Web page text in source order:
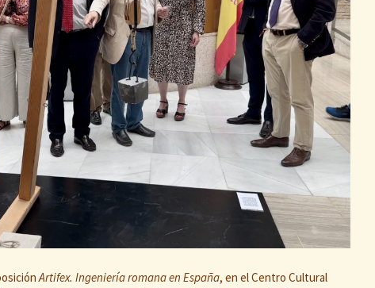
Artifex. Ingeniería romana en España, en el Centro Cultural